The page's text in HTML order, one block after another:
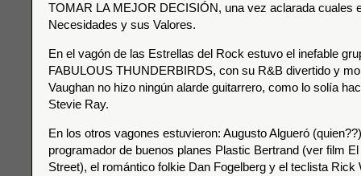
TOMAR LA MEJOR DECISIÓN, una vez aclarada cuales
Necesidades y sus Valores.
En el vagón de las Estrellas del Rock estuvo el inefable
FABULOUS THUNDERBIRDS, con su R&B divertido y
Vaughan no hizo ningún alarde guitarrero, como lo solía
Stevie Ray.
En los otros vagones estuvieron: Augusto Algueró
programador de buenos planes Plastic Bertrand (ver film El
Street), el romántico folkie Dan Fogelberg y el teclista Rick